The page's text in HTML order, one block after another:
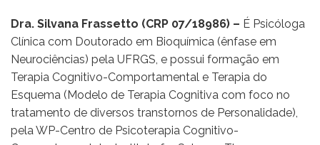
Dra. Silvana Frassetto (CRP 07/18986) – É Psicóloga
Clínica com Doutorado em Bioquímica (ênfase em
Neurociências) pela UFRGS, e possui formação em
Terapia Cognitivo-Comportamental e Terapia do
Esquema (Modelo de Terapia Cognitiva com foco no
tratamento de diversos transtornos de Personalidade),
pela WP-Centro de Psicoterapia Cognitivo-